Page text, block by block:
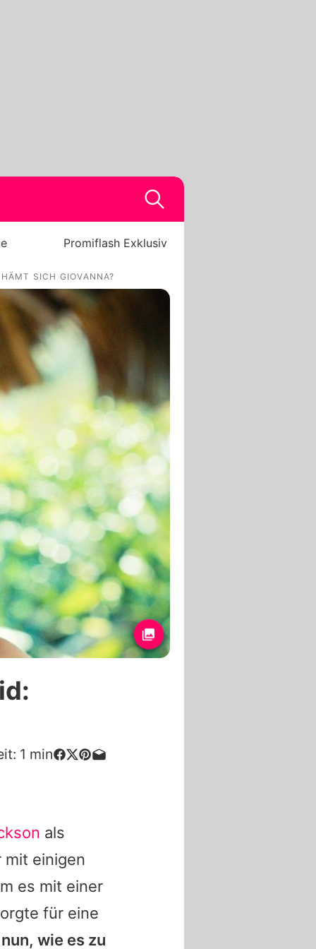
Promiflash Exklusiv
SICH GIOVANNA?
1 min
als
mit einigen
es mit einer
für eine
wie es zu